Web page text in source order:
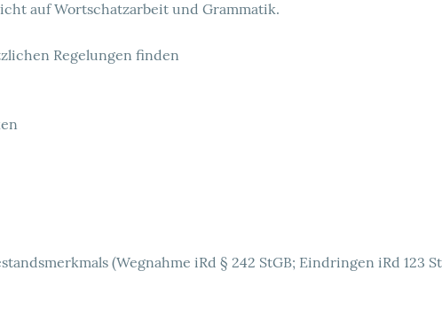
auf Wortschatzarbeit und Grammatik.
Regelungen finden
(Wegnahme iRd § 242 StGB; Eindringen iRd 123